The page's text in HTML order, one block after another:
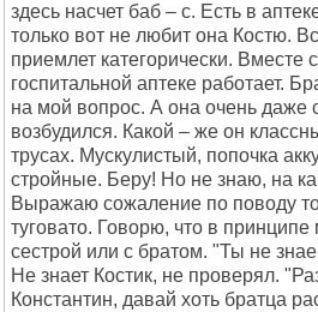
здесь насчет баб – с. Есть в
только вот не любит она Костю.
приемлет категорически. Вместе
госпитальной аптеке работает.
на мой вопрос. А она очень даже
возбудился. Какой – же он
трусах. Мускулистый, попочка
стройные. Беру! Но не знаю, на
Выражаю сожаление по поводу
туговато. Говорю, что в
сестрой или с братом. "Ты не
Не знает Костик, не проверял.
Константин, давай хоть братца